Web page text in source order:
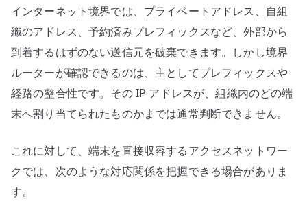
インターネット境界では、プライベートアドレス、自組
織のアドレス、予約済みプレフィックスなど、外部から
到着するはずのない送信元を破棄できます。しかし境界
ルーターが確認できるのは、主としてプレフィックスや
経路の整合性です。その IP アドレスが、組織内のどの端
末へ割り当てられたものかまでは通常判断できません。
これに対して、端末を直接収容するアクセスネットワー
クでは、次のような対応関係を把握できる場合がありま
す。